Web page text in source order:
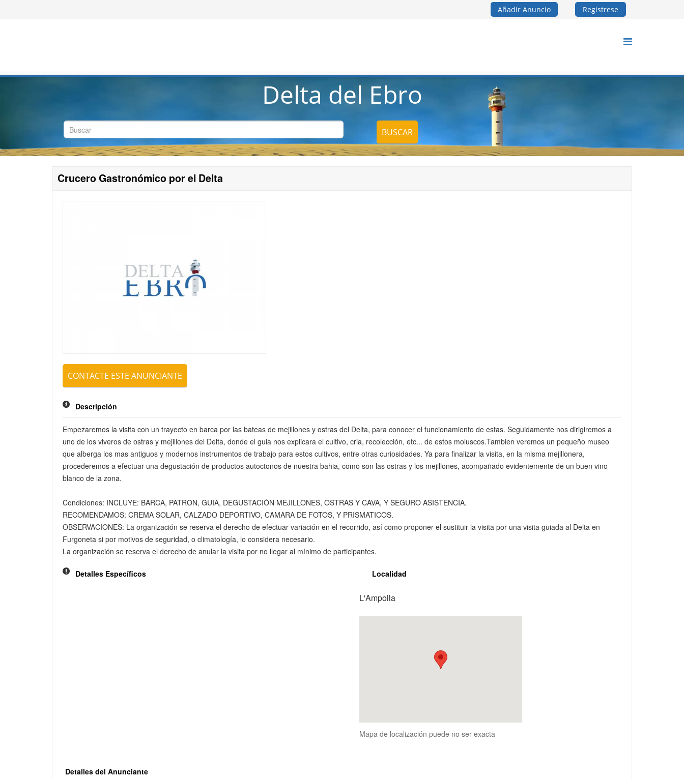
Añadir Anuncio Registrese
Delta del Ebro
BUSCAR
Crucero Gastronómico por el Delta
CONTACTE ESTE ANUNCIANTE
Su Nombre
ENVIAR
Descripción
Empezaremos la visita con un trayecto en barca por las bateas de mejillones y ostras del Delta, para conocer el funcionamiento de estas. Seguidamente nos dirigiremos a
uno de los viveros de ostras y mejillones del Delta, donde el guia nos explicara el cultivo, cria, recolección, etc... de estos moluscos.Tambien veremos un pequeño museo
que alberga los mas antiguos y modernos instrumentos de trabajo para estos cultivos, entre otras curiosidades. Ya para finalizar la visita, en la misma mejillonera,
procederemos a efectuar una degustación de productos autoctonos de nuestra bahia, como son las ostras y los mejillones, acompañado evidentemente de un buen vino
blanco de la zona.
Condiciones: INCLUYE: BARCA, PATRON, GUIA, DEGUSTACIÓN MEJILLONES, OSTRAS Y CAVA, Y SEGURO ASISTENCIA.
RECOMENDAMOS: CREMA SOLAR, CALZADO DEPORTIVO, CAMARA DE FOTOS, Y PRISMATICOS.
OBSERVACIONES: La organización se reserva el derecho de efectuar variación en el recorrido, así como proponer el sustituir la visita por una visita guiada al Delta en
Furgoneta si por motivos de seguridad, o climatología, lo considera necesario.
La organización se reserva el derecho de anular la visita por no llegar al mínimo de participantes.
Detalles Específicos Localidad
L'Ampolla
Mapa de localización puede no ser exacta
Detalles del Anunciante